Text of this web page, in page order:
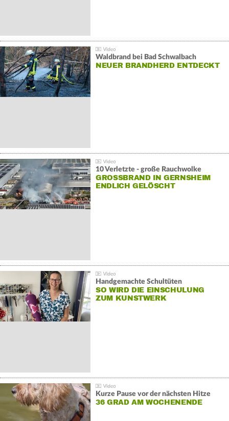
Waldbrand bei Bad Schwalbach
NEUER BRANDHERD ENTDECKT
10 Verletzte - große Rauchwolke
GROSSBRAND IN GERNSHEIM E
NDLICH GELÖSCHT
Handgemachte Schultüten
SO WIRD DIE EINSCHULUNG
ZUM KUNSTWERK
Kurze Pause vor der nächsten Hitze
36 GRAD AM WOCHENENDE